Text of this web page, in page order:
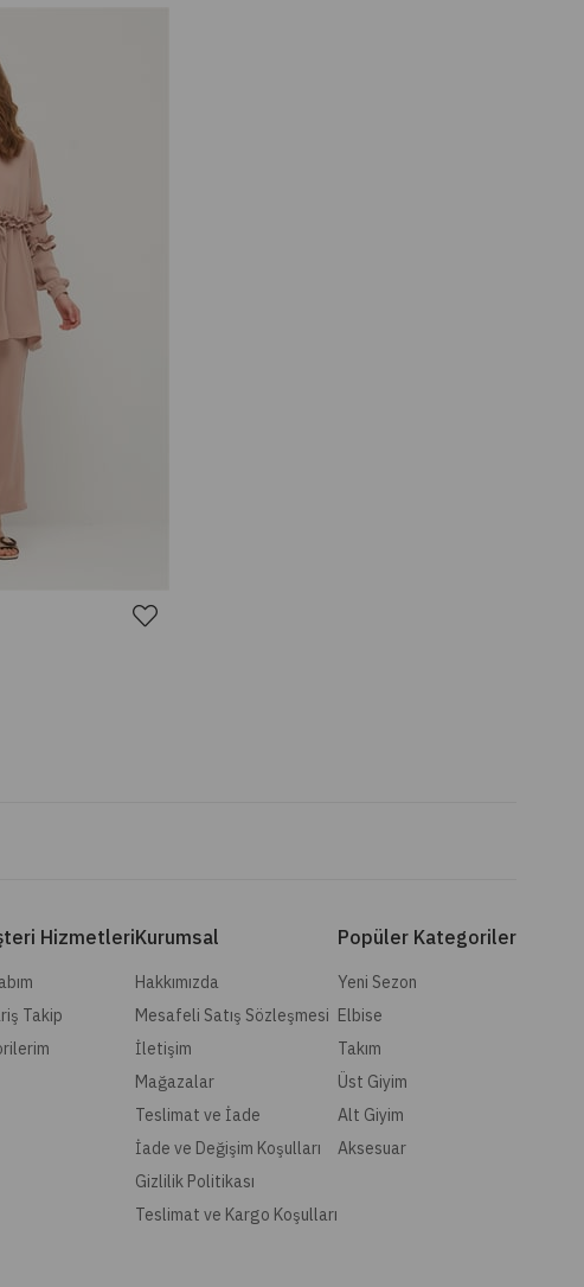
Hizmetleri
Takip
Kurumsal
Hakkımızda
Mesafeli Satış Sözleşmesi
İletişim
Mağazalar
Teslimat ve İade
İade ve Değişim Koşulları
Gizlilik Politikası
Teslimat ve Kargo Koşulları
Popüler Kategoriler
Yeni Sezon
Elbise
Takım
Üst Giyim
Alt Giyim
Aksesuar